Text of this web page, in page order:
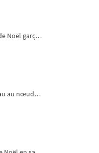
Lapins de Noël garçon et fille - 4 tailles
Chevreau au nœud rouge – broderie machine, 4 tailles